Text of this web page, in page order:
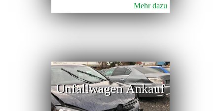
Mehr dazu
Unfallwagen Ankauf